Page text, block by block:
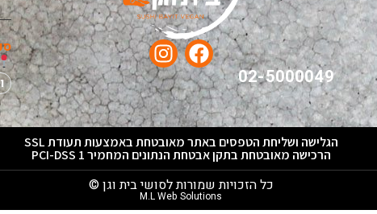
02-5000049
הגלישה ושליחת הטפסים באתר מאובטחת באמצעות תעודת SSL
הרכישה מאובטחת בתקן אבטחת הנתונים המחמיר PCI-DSS 1
כל הזכויות שמורות לסושי בית וגן ©
M.L Web Solutions